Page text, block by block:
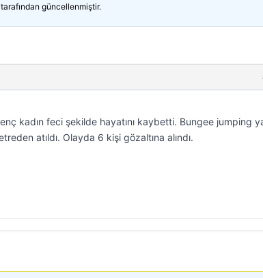
tarafından güncellenmiştir.
kadın feci şekilde hayatını kaybetti. Bungee jumping
atıldı. Olayda 6 kişi gözaltına alındı.